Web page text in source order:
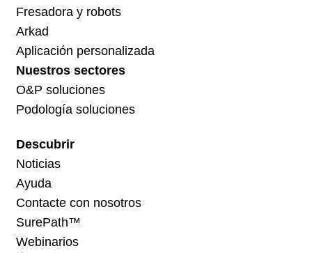
Fresadora y robots
Arkad
Aplicación personalizada
Nuestros sectores
O&P soluciones
Podología soluciones
Descubrir
Noticias
Ayuda
Contacte con nosotros
SurePath™
Webinarios